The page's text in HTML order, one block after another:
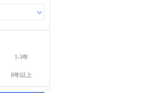
1-3年
8年以上